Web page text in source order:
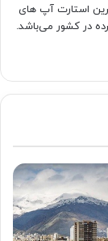
استارت آپ های
در کشور می‌باشد.